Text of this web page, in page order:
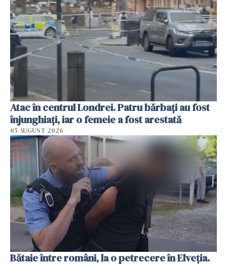
Atac în centrul Londrei. Patru bărbați au fost
înjunghiați, iar o femeie a fost arestată
05 AUGUST 2026
Bătaie între români, la o petrecere în Elveția.